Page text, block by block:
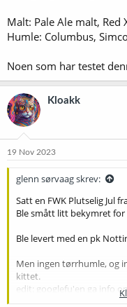
Malt: Pale Ale malt,
Humle: Columbus,
Noen som har testet
Kloakk
19 Nov 2023
glenn sørvaag skrev:
Satt en FWK Plutselig Jul
Ble smått litt bekymret
Ble levert med en pk
Men ingen tørrhumle, og
kittet.
edit: googlefu'en ga info